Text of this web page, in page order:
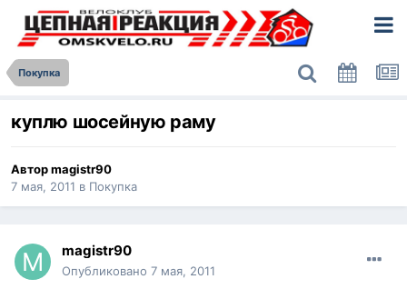
Покупка
куплю шосейную раму
Авторmagistr90
7 мая, 2011 в Покупка
magistr90
Опубликовано 7 мая, 2011